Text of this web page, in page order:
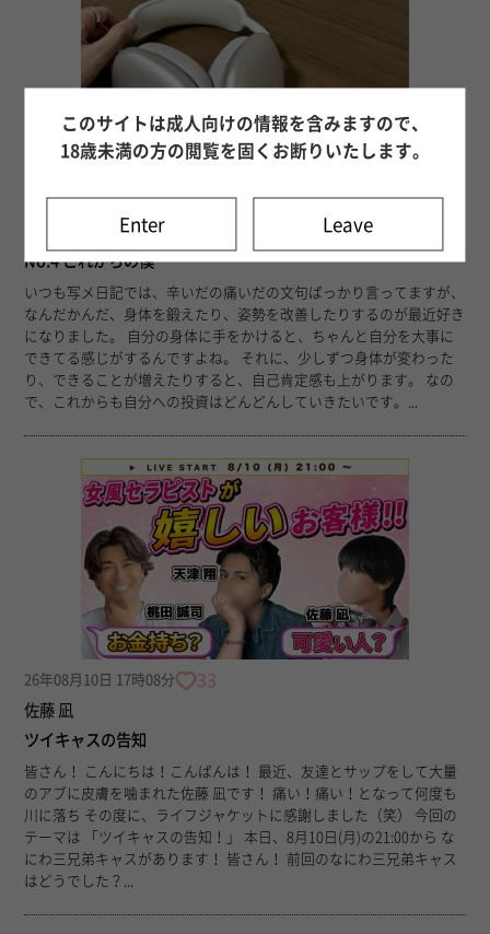
26年08月10日 17時31分 34
No.4 これからの僕
いつも写メ日記では、辛いだの痛いだの文句ばっかり言ってますが、
なんだかんだ、身体を鍛えたり、姿勢を改善したりするのが最近好き
になりました。 自分の身体に手をかけると、ちゃんと自分を大事に
できてる感じがするんですよね。 それに、少しずつ身体が変わった
り、できることが増えたりすると、自己肯定感も上がります。 なの
で、これからも自分への投資はどんどんしていきたいです。...
26年08月10日 17時08分 33
佐藤 凪
ツイキャスの告知
皆さん！ こんにちは！こんばんは！ 最近、友達とサップをして大量
のアブに皮膚を噛まれた佐藤 凪です！ 痛い！痛い！となって何度も
川に落ち その度に、ライフジャケットに感謝しました（笑） 今回の
テーマは 「ツイキャスの告知！」 本日、8月10日(月)の21:00から な
にわ三兄弟キャスがあります！ 皆さん！ 前回のなにわ三兄弟キャス
はどうでした？...
このサイトは成人向けの情報を含みますので、
18歳未満の方の閲覧を固くお断りいたします。
Enter Leave